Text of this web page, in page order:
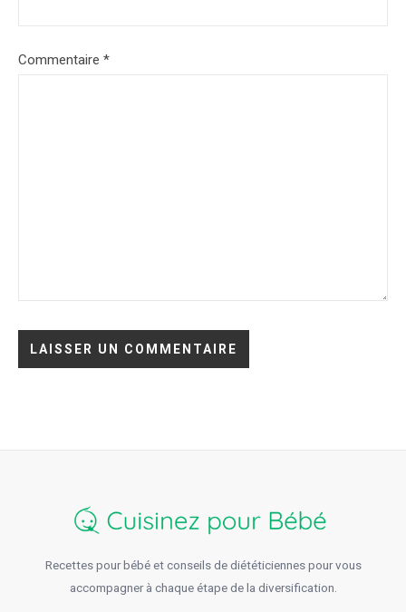
Commentaire *
Recettes pour bébé et conseils de diététiciennes pour vous
accompagner à chaque étape de la diversification.